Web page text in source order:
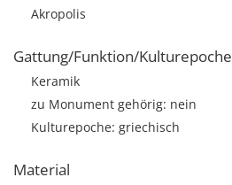
Akropolis
Gattung/Funktion/Kulturepoche
Keramik
zu Monument gehörig: nein
Kulturepoche: griechisch
Material